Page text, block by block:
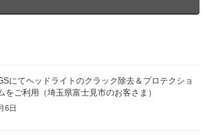
にてヘッドライトのクラック除去＆プロテクショ
をご利用（埼玉県富士見市のお客さま）
6日